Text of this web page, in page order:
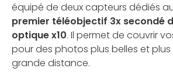
équipé de deux capteurs dédiés
premier téléobjectif 3x secondé
optique x10. Il permet de couvrir
pour des photos plus belles et
grande distance.